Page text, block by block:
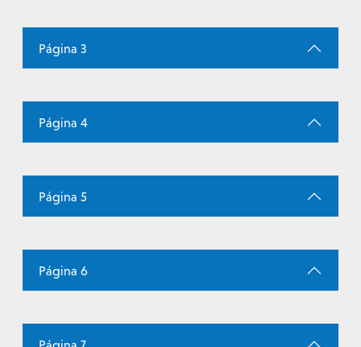
Página 3
Página 4
Página 5
Página 6